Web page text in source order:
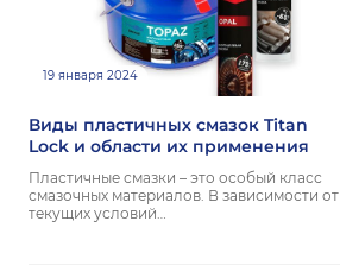
19 января 2024
Виды пластичных смазок Titan
Lock и области их применения
Пластичные смазки – это особый класс
смазочных материалов. В зависимости от
текущих условий…